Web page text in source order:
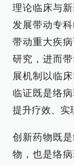
理论临床与
发展带动专
带动重大疾
研究，进而
展机制以临
临证既是络
提升疗效、实
创新药物既
物，也是络